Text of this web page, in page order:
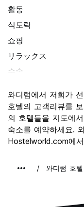
활동
식도락
쇼핑
リラックス
수송
문화
나이트 라이프
가격 대비 만족도
와디럼에서 저희가
호텔의 고객리뷰를
의 호텔들을 지도에
숙소를 예약하세요.
Hostelworld.com에
와디럼 호텔